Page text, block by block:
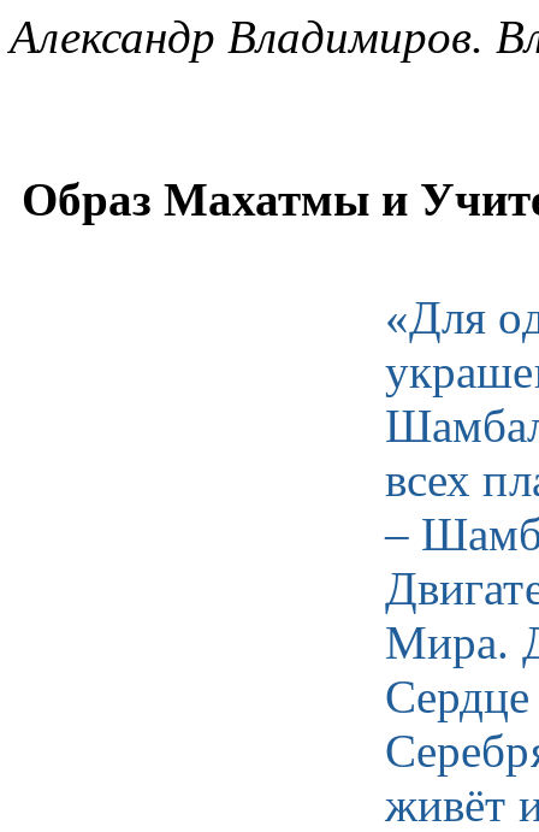
Александр Владимиров.
Образ Махатмы и
«Для
всех
–
Мира.
живёт